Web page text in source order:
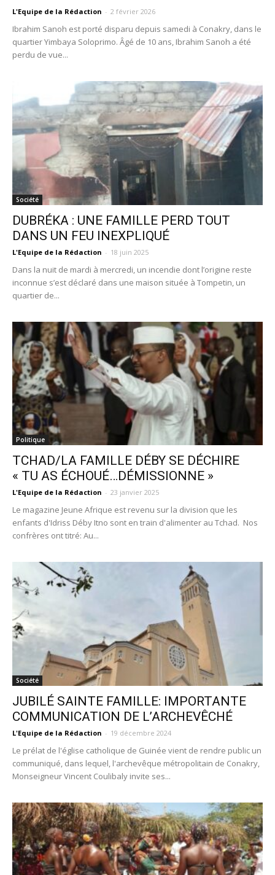
L'Equipe de la Rédaction - 2 février 2026
Ibrahim Sanoh est porté disparu depuis samedi à Conakry, dans le
quartier Yimbaya Soloprimo. Âgé de 10 ans, Ibrahim Sanoh a été
perdu de vue...
Société
DUBRÉKA : UNE FAMILLE PERD TOUT
DANS UN FEU INEXPLIQUÉ
L'Equipe de la Rédaction - 18 juin 2025
Dans la nuit de mardi à mercredi, un incendie dont l’origine reste
inconnue s’est déclaré dans une maison située à Tompetin, un
quartier de...
Politique
TCHAD/LA FAMILLE DÉBY SE DÉCHIRE
« TU AS ÉCHOUÉ…DÉMISSIONNE »
L'Equipe de la Rédaction - 23 janvier 2025
Le magazine Jeune Afrique est revenu sur la division que les
enfants d'Idriss Déby Itno sont en train d'alimenter au Tchad. Nos
confrères ont titré: Au...
Société
JUBILÉ SAINTE FAMILLE: IMPORTANTE
COMMUNICATION DE L’ARCHEVÊCHÉ
L'Equipe de la Rédaction - 19 décembre 2024
Le prélat de l'église catholique de Guinée vient de rendre public un
communiqué, dans lequel, l'archevêque métropolitain de Conakry,
Monseigneur Vincent Coulibaly invite ses...